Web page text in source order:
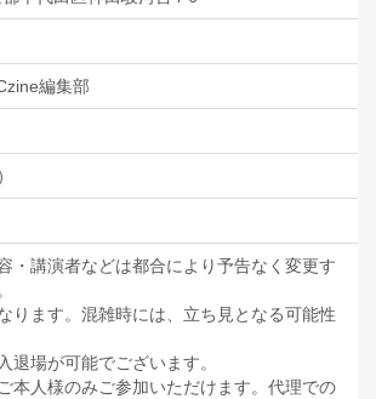
編集部
・講演者などは都合により予告なく変更す
ります。混雑時には、立ち見となる可能性
退場が可能でございます。
本人様のみご参加いただけます。代理での